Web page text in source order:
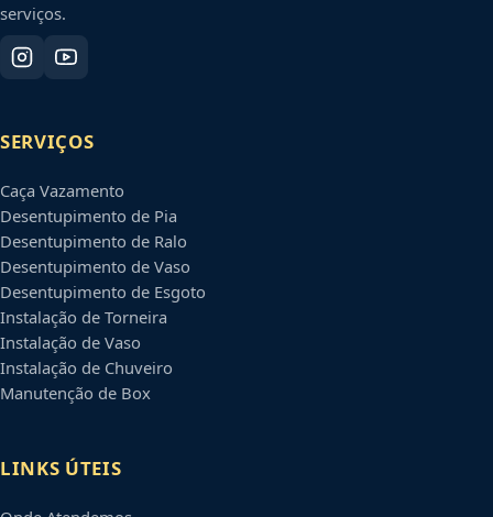
serviços.
SERVIÇOS
Caça Vazamento
Desentupimento de Pia
Desentupimento de Ralo
Desentupimento de Vaso
Desentupimento de Esgoto
Instalação de Torneira
Instalação de Vaso
Instalação de Chuveiro
Manutenção de Box
LINKS ÚTEIS